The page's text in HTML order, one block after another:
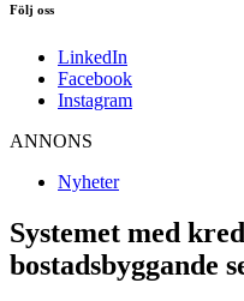
Följ oss
LinkedIn
Facebook
Instagram
ANNONS
Nyheter
Systemet med
bostadsbyggande